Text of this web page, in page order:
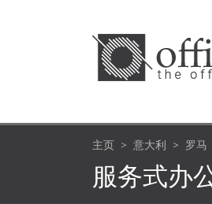
主页 意大利 罗马
服务式办